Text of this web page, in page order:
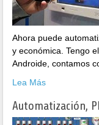
Ahora puede
y económica. Tengo
Androide, contamos
Lea Más
Automatización,